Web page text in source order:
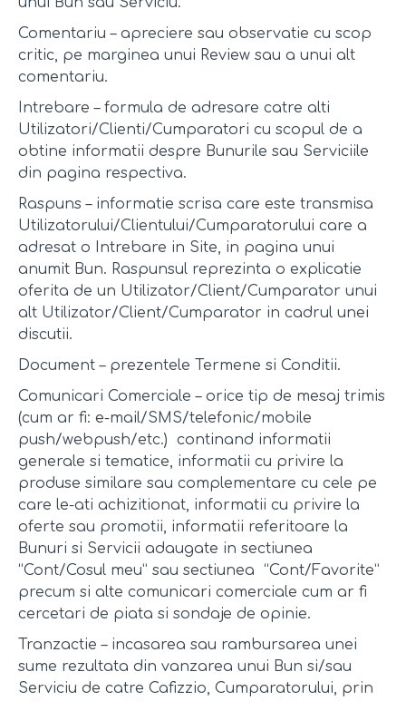
Comentariu – apreciere sau observatie cu scop
critic, pe marginea unui Review sau a unui alt
comentariu.
Intrebare – formula de adresare catre alti
Utilizatori/Clienti/Cumparatori cu scopul de a
obtine informatii despre Bunurile sau Serviciile
din pagina respectiva.
Raspuns – informatie scrisa care este transmisa
Utilizatorului/Clientului/Cumparatorului care a
adresat o Intrebare in Site, in pagina unui
anumit Bun. Raspunsul reprezinta o explicatie
oferita de un Utilizator/Client/Cumparator unui
alt Utilizator/Client/Cumparator in cadrul unei
discutii.
Document – prezentele Termene si Conditii.
Comunicari Comerciale – orice tip de mesaj trimis
(cum ar fi: e-mail/SMS/telefonic/mobile
push/webpush/etc.) continand informatii
generale si tematice, informatii cu privire la
produse similare sau complementare cu cele pe
care le-ati achizitionat, informatii cu privire la
oferte sau promotii, informatii referitoare la
Bunuri si Servicii adaugate in sectiunea
“Cont/Cosul meu” sau sectiunea “Cont/Favorite”
precum si alte comunicari comerciale cum ar fi
cercetari de piata si sondaje de opinie.
Tranzactie – incasarea sau rambursarea unei
sume rezultata din vanzarea unui Bun si/sau
Serviciu de catre Cafizzio, Cumparatorului, prin